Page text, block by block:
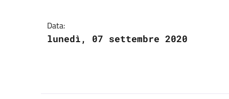
Data:
lunedì, 07 settembre 2020